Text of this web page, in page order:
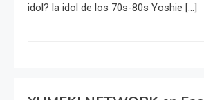
idol? la idol de los 70s-80s Yoshie […]